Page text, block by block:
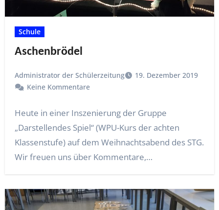
Schule
Aschenbrödel
Administrator der Schülerzeitung
19. Dezember 2019
Keine Kommentare
Heute in einer Inszenierung der Gruppe
„Darstellendes Spiel“ (WPU-Kurs der achten
Klassenstufe) auf dem Weihnachtsabend des STG.
Wir freuen uns über Kommentare,…